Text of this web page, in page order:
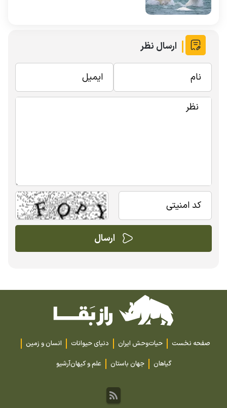
ارسال نظر
صفحه نخست حیات‌وحش ایران دنیای حیوانات
انسان و زمین
گیاهان
جهان باستان علم و کیهانآرشیو